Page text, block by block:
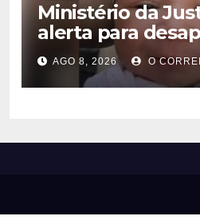
Ministério da
alerta para
de bebê de 28
polícia apura
sequestro
AGO 8, 2026 O